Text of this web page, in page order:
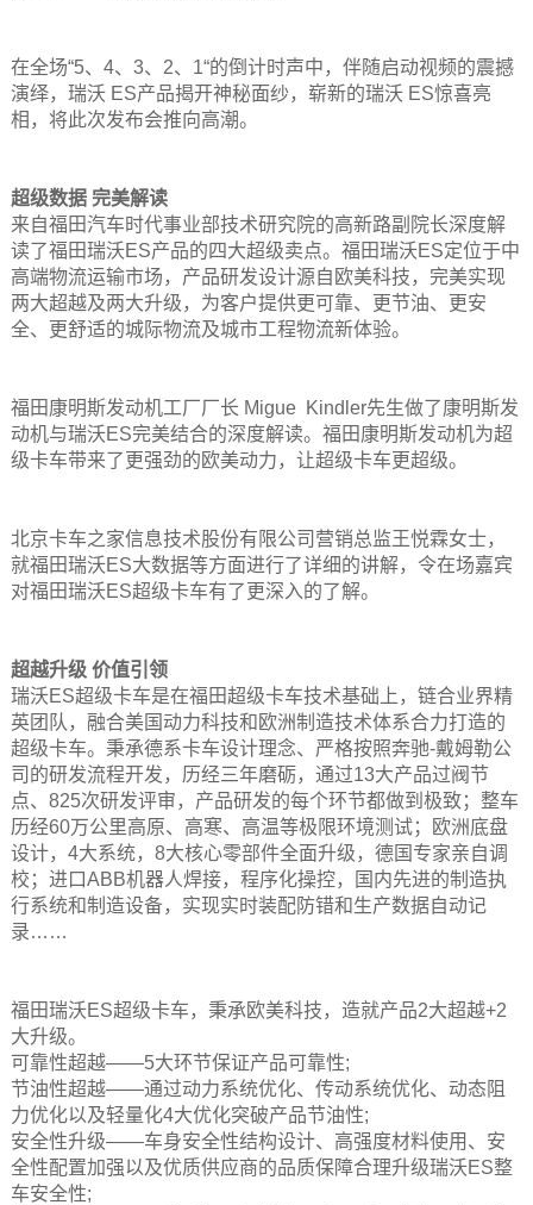
在全场“5、4、3、2、1“的倒计时声中，伴随启动视频的震撼
演绎，瑞沃 ES产品揭开神秘面纱，崭新的瑞沃 ES惊喜亮
相，将此次发布会推向高潮。
超级数据 完美解读
来自福田汽车时代事业部技术研究院的高新路副院长深度解
读了福田瑞沃ES产品的四大超级卖点。福田瑞沃ES定位于中
高端物流运输市场，产品研发设计源自欧美科技，完美实现
两大超越及两大升级，为客户提供更可靠、更节油、更安
全、更舒适的城际物流及城市工程物流新体验。
福田康明斯发动机工厂厂长 Migue Kindler先生做了康明斯发
动机与瑞沃ES完美结合的深度解读。福田康明斯发动机为超
级卡车带来了更强劲的欧美动力，让超级卡车更超级。
北京卡车之家信息技术股份有限公司营销总监王悦霖女士，
就福田瑞沃ES大数据等方面进行了详细的讲解，令在场嘉宾
对福田瑞沃ES超级卡车有了更深入的了解。
超越升级 价值引领
瑞沃ES超级卡车是在福田超级卡车技术基础上，链合业界精
英团队，融合美国动力科技和欧洲制造技术体系合力打造的
超级卡车。秉承德系卡车设计理念、严格按照奔驰-戴姆勒公
司的研发流程开发，历经三年磨砺，通过13大产品过阀节
点、825次研发评审，产品研发的每个环节都做到极致；整车
历经60万公里高原、高寒、高温等极限环境测试；欧洲底盘
设计，4大系统，8大核心零部件全面升级，德国专家亲自调
校；进口ABB机器人焊接，程序化操控，国内先进的制造执
行系统和制造设备，实现实时装配防错和生产数据自动记
录……
福田瑞沃ES超级卡车，秉承欧美科技，造就产品2大超越+2
大升级。
可靠性超越——5大环节保证产品可靠性;
节油性超越——通过动力系统优化、传动系统优化、动态阻
力优化以及轻量化4大优化突破产品节油性;
安全性升级——车身安全性结构设计、高强度材料使用、安
全性配置加强以及优质供应商的品质保障合理升级瑞沃ES整
车安全性;